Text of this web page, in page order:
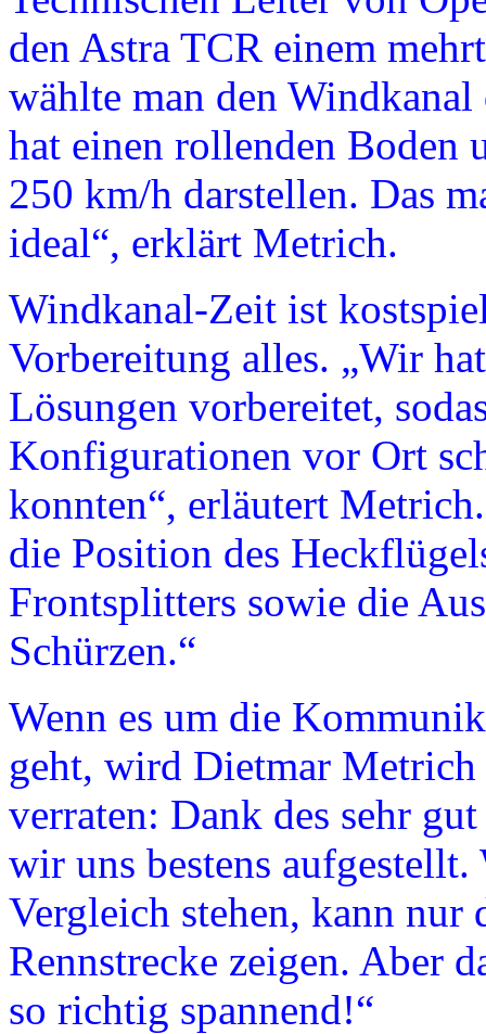
den Astra TCR einem
wählte man den
hat einen rollenden Boden
250 km/h darstellen. Das
ideal“, erklärt Metrich.
Windkanal-Zeit ist
Vorbereitung alles. „Wir
Lösungen vorbereitet,
Konfigurationen vor Ort
konnten“, erläutert
die Position des
Frontsplitters sowie die
Schürzen.“
Wenn es um die
geht, wird Dietmar
verraten: Dank des sehr
wir uns bestens
Vergleich stehen, kann nur
Rennstrecke zeigen. Aber
so richtig spannend!“